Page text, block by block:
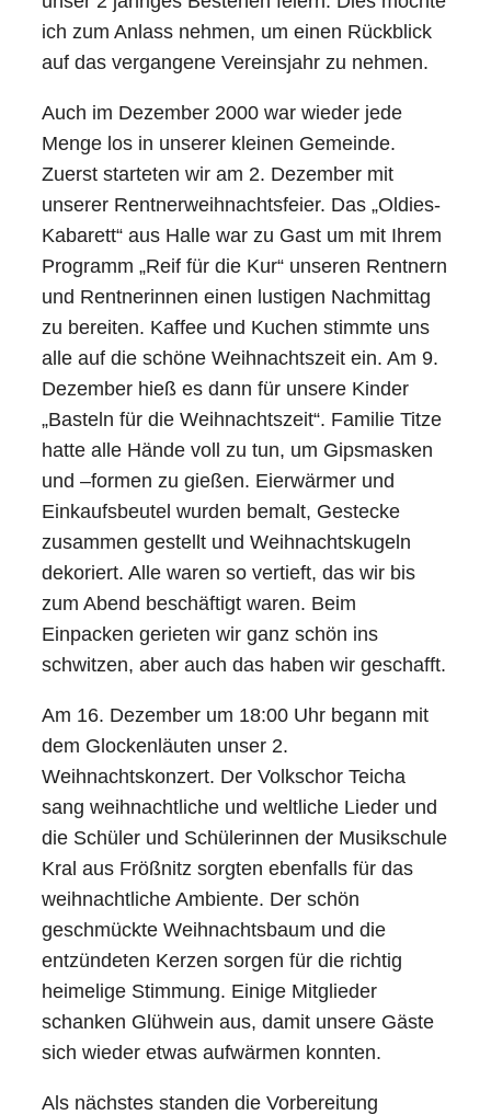
ich zum Anlass nehmen, um einen Rückblick
auf das vergangene Vereinsjahr zu nehmen.
Auch im Dezember 2000 war wieder jede
Menge los in unserer kleinen Gemeinde.
Zuerst starteten wir am 2. Dezember mit
unserer Rentnerweihnachtsfeier. Das „Oldies-
Kabarett“ aus Halle war zu Gast um mit Ihrem
Programm „Reif für die Kur“ unseren Rentnern
und Rentnerinnen einen lustigen Nachmittag
zu bereiten. Kaffee und Kuchen stimmte uns
alle auf die schöne Weihnachtszeit ein. Am 9.
Dezember hieß es dann für unsere Kinder
„Basteln für die Weihnachtszeit“. Familie Titze
hatte alle Hände voll zu tun, um Gipsmasken
und –formen zu gießen. Eierwärmer und
Einkaufsbeutel wurden bemalt, Gestecke
zusammen gestellt und Weihnachtskugeln
dekoriert. Alle waren so vertieft, das wir bis
zum Abend beschäftigt waren. Beim
Einpacken gerieten wir ganz schön ins
schwitzen, aber auch das haben wir geschafft.
Am 16. Dezember um 18:00 Uhr begann mit
dem Glockenläuten unser 2.
Weihnachtskonzert. Der Volkschor Teicha
sang weihnachtliche und weltliche Lieder und
die Schüler und Schülerinnen der Musikschule
Kral aus Frößnitz sorgten ebenfalls für das
weihnachtliche Ambiente. Der schön
geschmückte Weihnachtsbaum und die
entzündeten Kerzen sorgen für die richtig
heimelige Stimmung. Einige Mitglieder
schanken Glühwein aus, damit unsere Gäste
sich wieder etwas aufwärmen konnten.
Als nächstes standen die Vorbereitung